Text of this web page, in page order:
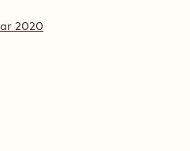
2020